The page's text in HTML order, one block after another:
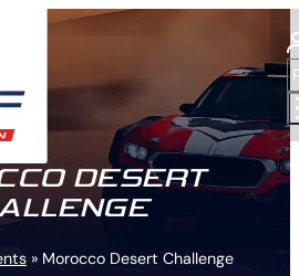
DESERT
» Morocco Desert Challenge